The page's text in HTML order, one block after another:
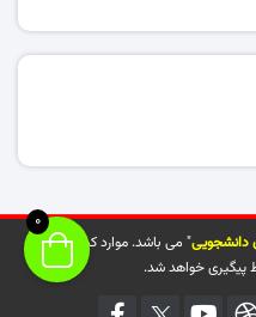
دانشجویی" می باشد. موارد کپی شده از
پیگیری خواهد شد.
0